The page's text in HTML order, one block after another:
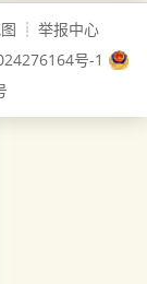
┊ 举报中心
号-1